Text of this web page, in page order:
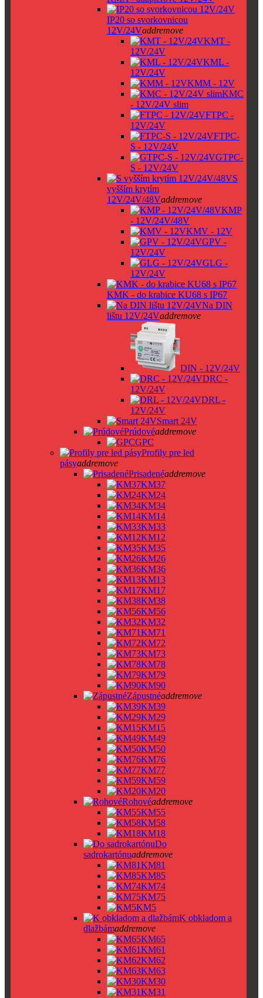
IP20 so svorkovnicou
12V/24Vaddremove
KMT -
12V/24V
KML -
12V/24V
KMM - 12V
KMC
- 12V/24V slim
FTPC -
12V/24V
FTPC-
S - 12V/24V
GTPC-
S - 12V/24V
S
vyšším krytím
12V/24V/48Vaddremove
KMP
- 12V/24V/48V
KMV - 12V
GPV -
12V/24V
GLG -
12V/24V
KMK - do krabice KU68 s IP67
Na DIN
lištu 12V/24Vaddremove
DIN - 12V/24V
DRC -
12V/24V
DRL -
12V/24V
Smart 24V
Prúdovéaddremove
GPC
Profily pre led
pásyaddremove
Prisadenéaddremove
KM37
KM24
KM34
KM14
KM33
KM12
KM35
KM26
KM36
KM13
KM17
KM38
KM56
KM32
KM71
KM72
KM73
KM78
KM79
KM90
Zápustnéaddremove
KM39
KM29
KM15
KM49
KM50
KM76
KM77
KM59
KM20
Rohovéaddremove
KM55
KM58
KM18
Do
sadrokartónuaddremove
KM81
KM85
KM74
KM75
KM5
K obkladom a
dlažbámaddremove
KM65
KM61
KM62
KM63
KM30
KM31